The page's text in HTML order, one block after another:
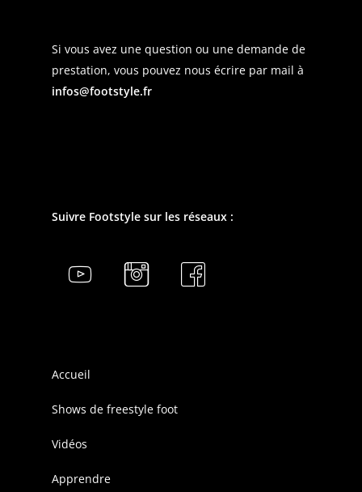
Si vous avez une question ou une demande de
prestation, vous pouvez nous écrire par mail à
infos@footstyle.fr
Suivre Footstyle sur les réseaux :
Accueil
Shows de freestyle foot
Vidéos
Apprendre